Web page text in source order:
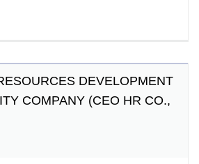
DEVELOPMENT
COMPANY (CEO HR CO.,